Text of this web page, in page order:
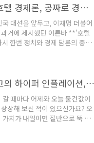
해 보겠습니다...
불구하고, 비영어권 사용자들은
문제, 특히 폰트 렌더링 문제에 직
구글 코랩(Google Colab)과 같
개발 환경에서는 기본적으로
치되어 있지 않아, Matplotlib으
의 한글 제목이나 레이블이 깨
를 거쳐야만 했습니..
이재명의 호텔 경제론, 공짜로 경제를 선순환시키는 기적 같은 방법
대선을 앞두고, 이재명 더불어
거에 제시했던 이른바 **'호텔
한번 정치와 경제 담론의 중심
했으며, 이 후보의 핵심 공약인
으로 만들어졌습니다. 최근 전북
에서 이 후보가 이 비유를 다시 언
당성을 둘러싼 논쟁이 재점화된
면 논란의 중심에 선 '호텔 경제
내용을 담고 있을까요? 그 이야
전개됩니다.어느 한적한 마을
역사상 최고의 하이퍼 인플레이션, 어떻게 발생하고 해결되었나?
갈 때마다 어제와 오늘 물건값이
상해 보신 적이 있으신가요? 오
가치가 내일이면 절반으로 뚝 떨
것은 단순한 상상이 아니라, 인